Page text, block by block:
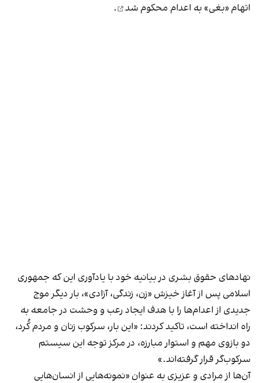
اتهام «بغی» به اعدام محکوم شد .
نهادهای حقوق بشری در بیانیه خود با یادآوری این که جمهوری
اسلامی پس از آغاز خیزش «زن، زندگی، آزادی»، بار دیگر موج
جدیدی از اعدام‌ها را با هدف ایجاد رعب و وحشت در جامعه به
راه انداخته است، تاکید کردند: «این بار، سرکوب زنان و مردم کُرد،
دو بازوی مهم و استوار مبارزه، در مرکز توجه این سیستم
سرکوب‌گر قرار گرفته‌اند.»
آن‌ها از مرادی و عزیزی به عنوان «نمونه‌هایی از انسان‌هایی